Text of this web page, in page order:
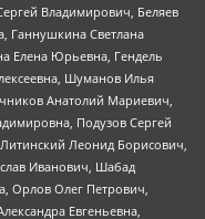
Владимирович, Беляев
Ганнушкина Светлана
Елена Юрьевна, Гендель
Шуманов Илья
Анатолий Мариевич,
Подузов Сергей
Леонид Борисович,
Иванович, Шабад
Орлов Олег Петрович,
Евгеньевна,